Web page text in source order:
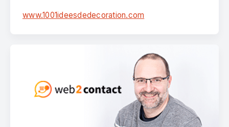
www.1001ideesdedecoration.com